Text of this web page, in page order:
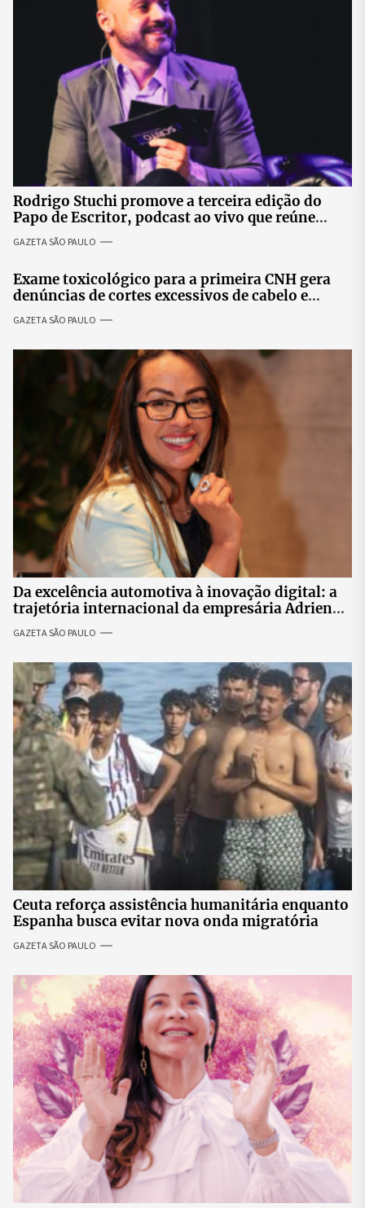
Rodrigo Stuchi promove a terceira edição do
Papo de Escritor, podcast ao vivo que reúne
especialistas para discutir saúde mental e
prosperidade.
GAZETA SÃO PAULO
Exame toxicológico para a primeira CNH gera
denúncias de cortes excessivos de cabelo e
revolta entre candidatas
GAZETA SÃO PAULO
Da excelência automotiva à inovação digital: a
trajetória internacional da empresária Adriene
GAZETA SÃO PAULO
Ceuta reforça assistência humanitária enquanto
Espanha busca evitar nova onda migratória
GAZETA SÃO PAULO